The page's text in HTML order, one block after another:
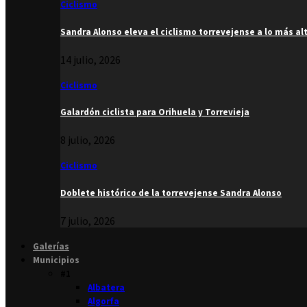
Ciclismo
Sandra Alonso eleva el ciclismo torrevejense a lo más
14 julio, 2026
Ciclismo
Galardón ciclista para Orihuela y Torrevieja
8 julio, 2026
Ciclismo
Doblete histórico de la torrevejense Sandra Alonso
7 julio, 2026
Galerías
Municipios
Albatera
Algorfa